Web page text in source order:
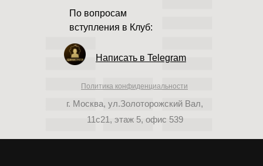
Политика конфиденциальности
г. Москва, ул.Золоторожский Вал,
11с21, этаж 5, офис 539
По вопросам
вступления в Клуб:
Написать в Telegram